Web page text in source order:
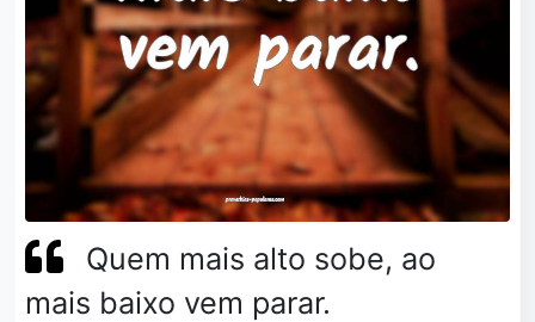
Quem mais alto sobe, ao
mais baixo vem parar.